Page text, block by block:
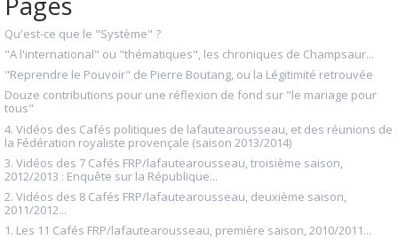
Qu'est-ce que le "Système" ?
"A l'international" ou "thématiques", les chroniques de Champsaur...
"Reprendre le Pouvoir" de Pierre Boutang, ou la Légitimité retrouvée
Douze contributions pour une réflexion de fond sur "le mariage pour
tous"
4. Vidéos des Cafés politiques de lafautearousseau, et des réunions de
la Fédération royaliste provençale (saison 2013/2014)
3. Vidéos des 7 Cafés FRP/lafautearousseau, troisième saison,
2012/2013 : Enquête sur la République...
2. Vidéos des 8 Cafés FRP/lafautearousseau, deuxième saison,
2011/2012...
1. Les 11 Cafés FRP/lafautearousseau, première saison, 2010/2011...